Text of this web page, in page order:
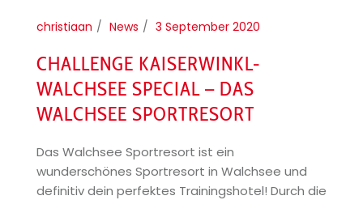
christiaan News 3 September 2020
CHALLENGE KAISERWINKL-
WALCHSEE SPECIAL – DAS
WALCHSEE SPORTRESORT
Das Walchsee Sportresort ist ein
wunderschönes Sportresort in Walchsee und
definitiv dein perfektes Trainingshotel! Durch die